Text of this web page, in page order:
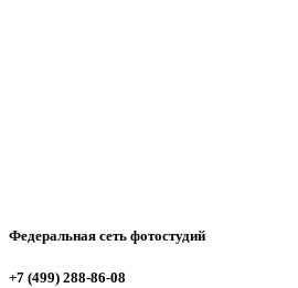
Федеральная сеть фотостудий
+7 (499) 288-86-08